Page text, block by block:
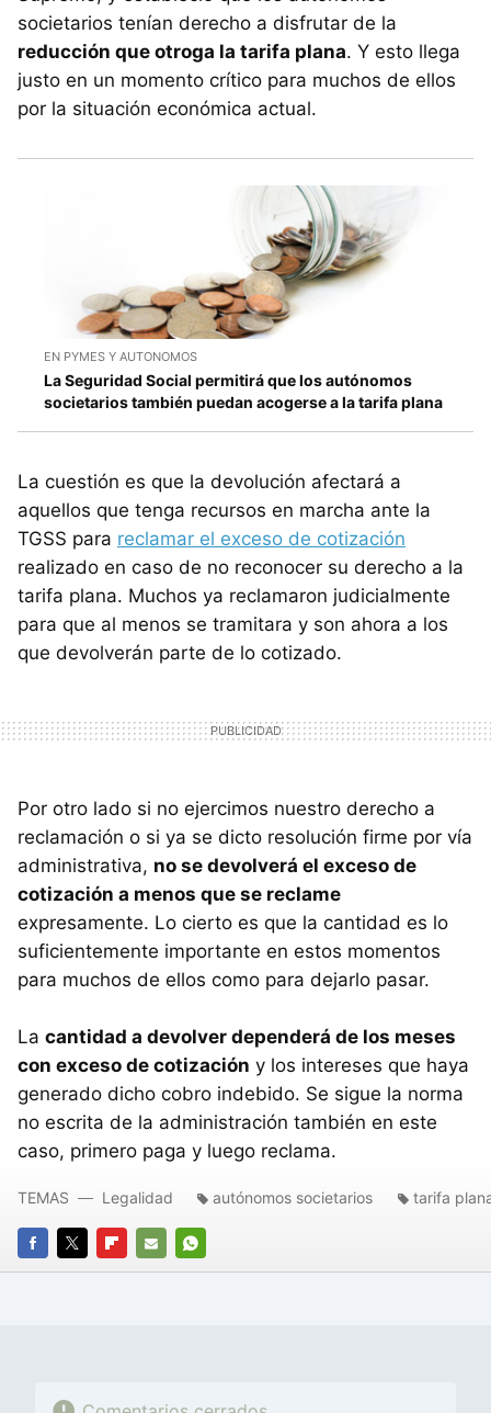
societarios tenían derecho a disfrutar de la
reducción que otroga la tarifa plana. Y esto llega
justo en un momento crítico para muchos de ellos
por la situación económica actual.
EN PYMES Y AUTONOMOS
La Seguridad Social permitirá que los autónomos
societarios también puedan acogerse a la tarifa plana
La cuestión es que la devolución afectará a
aquellos que tenga recursos en marcha ante la
TGSS para reclamar el exceso de cotización
realizado en caso de no reconocer su derecho a la
tarifa plana. Muchos ya reclamaron judicialmente
para que al menos se tramitara y son ahora a los
que devolverán parte de lo cotizado.
Por otro lado si no ejercimos nuestro derecho a
reclamación o si ya se dicto resolución firme por vía
administrativa, no se devolverá el exceso de
cotización a menos que se reclame
expresamente. Lo cierto es que la cantidad es lo
suficientemente importante en estos momentos
para muchos de ellos como para dejarlo pasar.
La cantidad a devolver dependerá de los meses
con exceso de cotización y los intereses que haya
generado dicho cobro indebido. Se sigue la norma
no escrita de la administración también en este
caso, primero paga y luego reclama.
FACEBOOK
TWITTERFLIPBOARD
E-
WHATSAPP
TEMAS Legalidad autónomos societarios tarifa